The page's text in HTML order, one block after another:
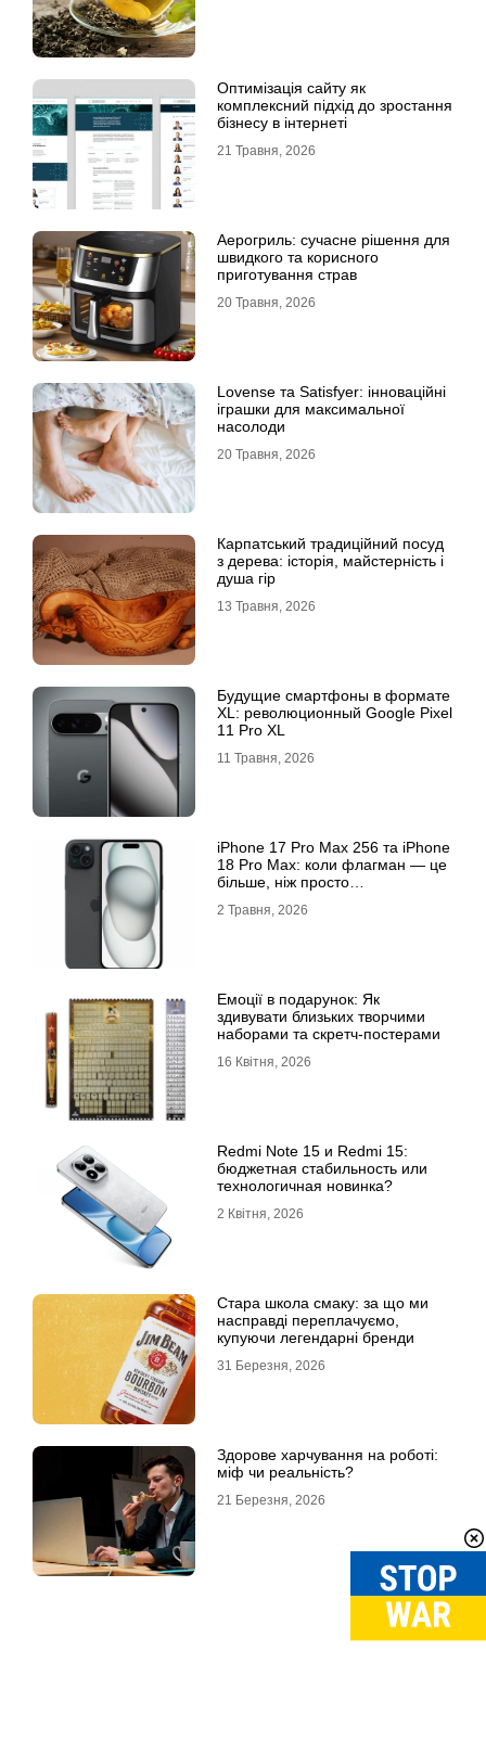
Оптимізація сайту як
комплексний підхід до зростання
бізнесу в інтернеті
21 Травня, 2026
Аерогриль: сучасне рішення для
швидкого та корисного
приготування страв
20 Травня, 2026
Lovense та Satisfyer: інноваційні
іграшки для максимальної
насолоди
20 Травня, 2026
Карпатський традиційний посуд
з дерева: історія, майстерність і
душа гір
13 Травня, 2026
Будущие смартфоны в формате
XL: революционный Google Pixel
11 Pro XL
11 Травня, 2026
iРhone 17 Рro Мax 256 та iРhone
18 Рro Мax: коли флагман — це
більше, ніж просто
2 Травня, 2026
Емоції в подарунок: Як
здивувати близьких творчими
наборами та скретч-постерами
16 Квітня, 2026
Redmi Note 15 и Redmi 15:
бюджетная стабильность или
технологичная новинка?
2 Квітня, 2026
Стара школа смаку: за що ми
насправді переплачуємо,
купуючи легендарні бренди
31 Березня, 2026
Здорове харчування на роботі:
міф чи реальність?
21 Березня, 2026